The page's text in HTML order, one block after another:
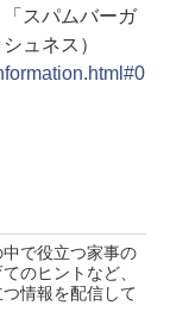
スパムバーガ
ュネス）
で役立つ家事の
のヒントなど、
情報を配信して